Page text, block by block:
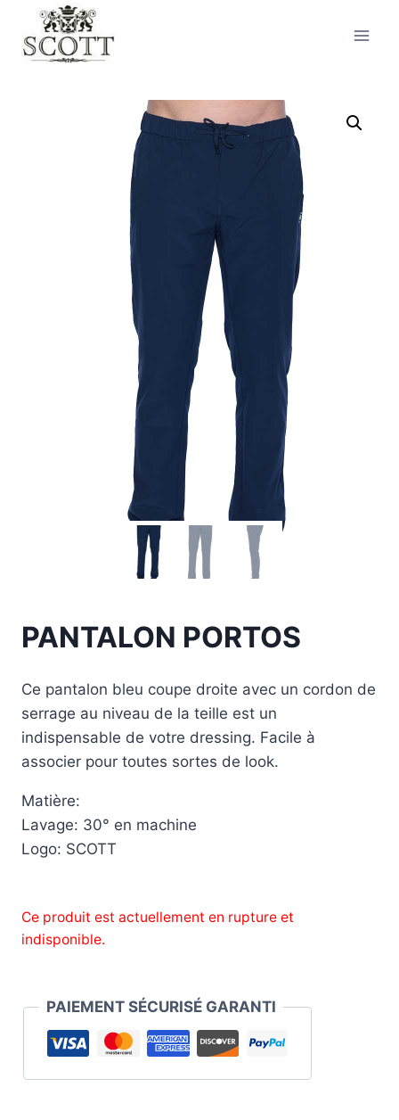
PANTALON PORTOS
Ce pantalon bleu coupe droite avec un cordon de
serrage au niveau de la teille est un
indispensable de votre dressing. Facile à
associer pour toutes sortes de look.
Matière:
Lavage: 30° en machine
Logo: SCOTT
Ce produit est actuellement en rupture et
indisponible.
PAIEMENT SÉCURISÉ GARANTI